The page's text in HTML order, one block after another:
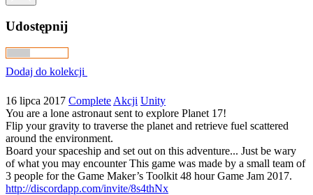
Udostępnij
Dodaj do kolekcji
16 lipca 2017 Complete Akcji Unity
You are a lone astronaut sent to explore Planet 17!
Flip your gravity to traverse the planet and retrieve fuel scattered
around the environment.
Board your spaceship and set out on this adventure... Just be wary
of what you may encounter This game was made by a small team of
3 people for the Game Maker’s Toolkit 48 hour Game Jam 2017.
http://discordapp.com/invite/8s4thNx